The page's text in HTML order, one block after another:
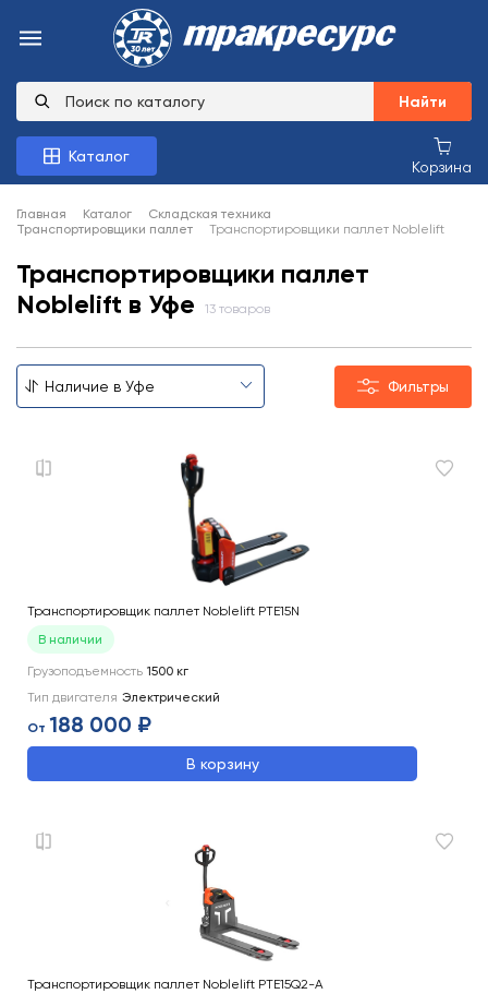
Найти
Каталог
Корзина
Главная Каталог
Складская техника
Транспортировщики паллет
Транспортировщики паллет Noblelift
Транспортировщики паллет
Noblelift в Уфе
13 товаров
Фильтры
Транспортировщик паллет Noblelift PTE15N
В наличии
Грузоподъемность 1500 кг
Тип двигателя Электрический
От 188 000 ₽
В корзину
Транспортировщик паллет Noblelift PTE15Q2-A